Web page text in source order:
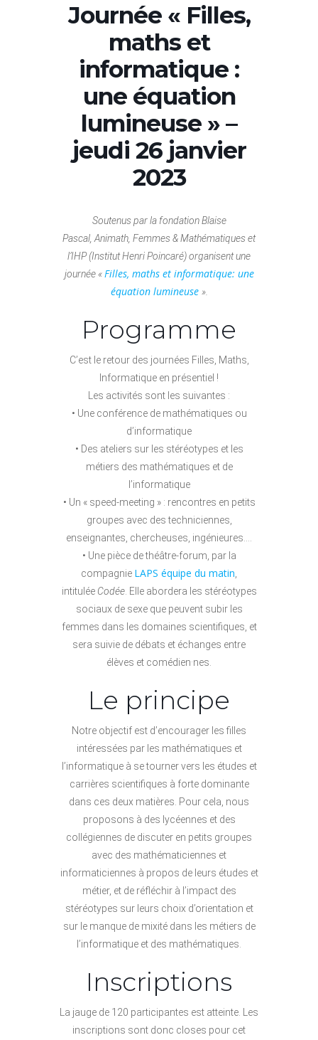
Journée « Filles,
maths et
informatique :
une équation
lumineuse » –
jeudi 26 janvier
2023
Soutenus par la fondation Blaise
Pascal, Animath, Femmes & Mathématiques et
l’IHP (Institut Henri Poincaré) organisent une
journée «Filles, maths et informatique: une
équation lumineuse ».
Programme
C’est le retour des journées Filles, Maths,
Informatique en présentiel !
Les activités sont les suivantes :
• Une conférence de mathématiques ou
d’informatique
• Des ateliers sur les stéréotypes et les
métiers des mathématiques et de
l’informatique
• Un « speed-meeting » : rencontres en petits
groupes avec des techniciennes,
enseignantes, chercheuses, ingénieures….
• Une pièce de théâtre-forum, par la
compagnie LAPS équipe du matin
intitulée Codée. Elle abordera les stéréotypes
sociaux de sexe que peuvent subir les
femmes dans les domaines scientifiques, et
sera suivie de débats et échanges entre
élèves et comédien·nes.
Le principe
Notre objectif est d’encourager les filles
intéressées par les mathématiques et
l’informatique à se tourner vers les études et
carrières scientifiques à forte dominante
dans ces deux matières. Pour cela, nous
proposons à des lycéennes et des
collégiennes de discuter en petits groupes
avec des mathématiciennes et
informaticiennes à propos de leurs études et
métier, et de réfléchir à l’impact des
stéréotypes sur leurs choix d’orientation et
sur le manque de mixité dans les métiers de
l’informatique et des mathématiques.
Inscriptions
La jauge de 120 participantes est atteinte. Les
inscriptions sont donc closes pour cet